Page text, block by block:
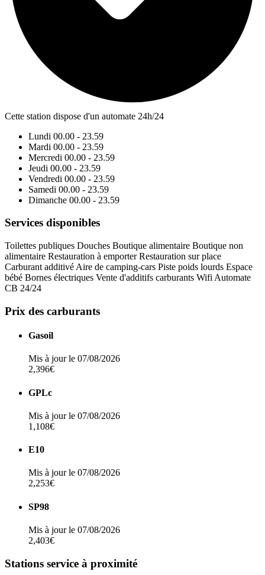
Cette station dispose d'un automate 24h/24
Lundi 00.00 - 23.59
Mardi 00.00 - 23.59
Mercredi 00.00 - 23.59
Jeudi 00.00 - 23.59
Vendredi 00.00 - 23.59
Samedi 00.00 - 23.59
Dimanche 00.00 - 23.59
Services disponibles
Toilettes publiques Douches Boutique alimentaire Boutique non
alimentaire Restauration à emporterRestauration sur place
Carburant additivé Aire de camping-cars Piste poids lourds Espace
bébé Bornes électriques Vente d'additifs carburants Wifi Automate
CB 24/24
Prix des carburants
Gasoil
Mis à jour le 07/08/2026
2,396€
GPLc
Mis à jour le 07/08/2026
1,108€
E10
Mis à jour le 07/08/2026
2,253€
SP98
Mis à jour le 07/08/2026
2,403€
Stations service à proximité